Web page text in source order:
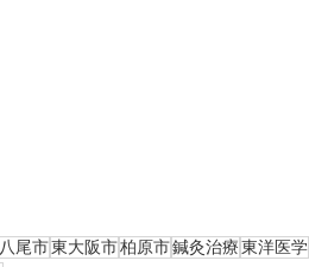
八尾市東大阪市柏原市鍼灸治療東洋医学